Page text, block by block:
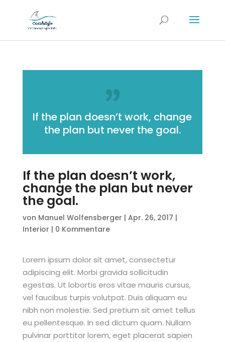
If the plan doesn’t work, change
the plan but never the goal.
If the plan doesn’t work,
change the plan but never
the goal.
von Manuel Wolfensberger | Apr. 26, 2017 |
Interior | 0 Kommentare
Lorem ipsum dolor sit amet, consectetur
adipiscing elit. Morbi gravida sollicitudin
egestas. Ut lobortis eros vitae mauris cursus,
vel faucibus turpis volutpat. Duis aliquam eu
nibh non molestie. Sed pretium sit amet tellus
eu pellentesque. In sed dictum quam. Nullam
pulvinar porttitor lorem, eget placerat sapien